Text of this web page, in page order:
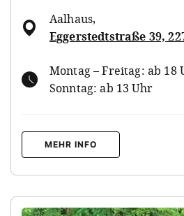
Aalhaus,
Eggerstedtstraße 39,
Montag – Freitag: ab 18
Sonntag: ab 13 Uhr
MEHR INFO